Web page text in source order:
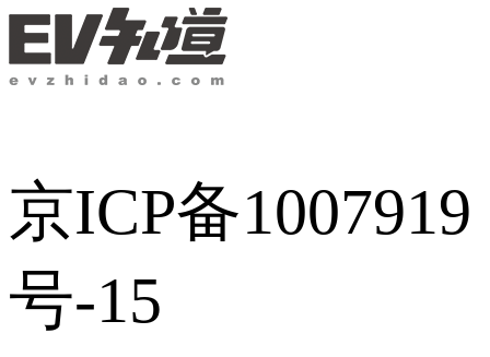
京ICP备1007919
号-15